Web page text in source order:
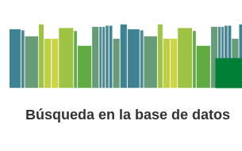
Búsqueda en la base de datos